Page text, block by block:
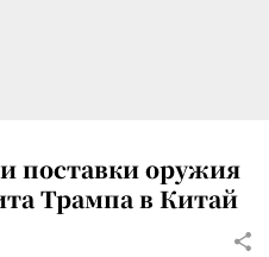
поставки оружия
Трампа в Китай